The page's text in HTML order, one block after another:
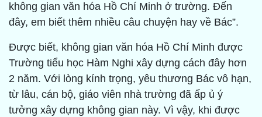
không gian văn hóa Hồ Chí Minh ở trường. Đến
đây, em biết thêm nhiều câu chuyện hay về Bác”.
Được biết, không gian văn hóa Hồ Chí Minh được
Trường tiểu học Hàm Nghi xây dựng cách đây hơn
2 năm. Với lòng kính trọng, yêu thương Bác vô hạn,
từ lâu, cán bộ, giáo viên nhà trường đã ấp ủ ý
tưởng xây dựng không gian này. Vì vậy, khi được